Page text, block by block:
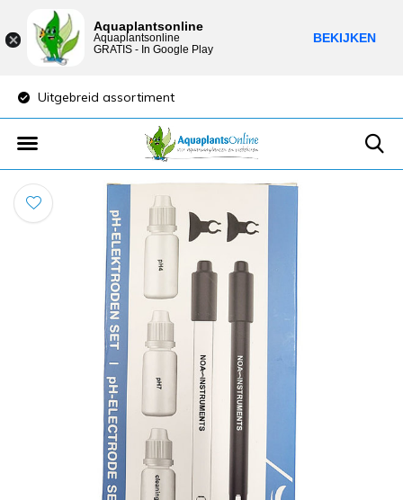
Uitgebreid assortiment
Aquaplantsonline
Aquaplantsonline
GRATIS - In Google Play
BEKIJKEN